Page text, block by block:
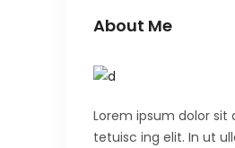
About Me
Lorem ipsum dolor sit
tetuisc ing elit. In ut